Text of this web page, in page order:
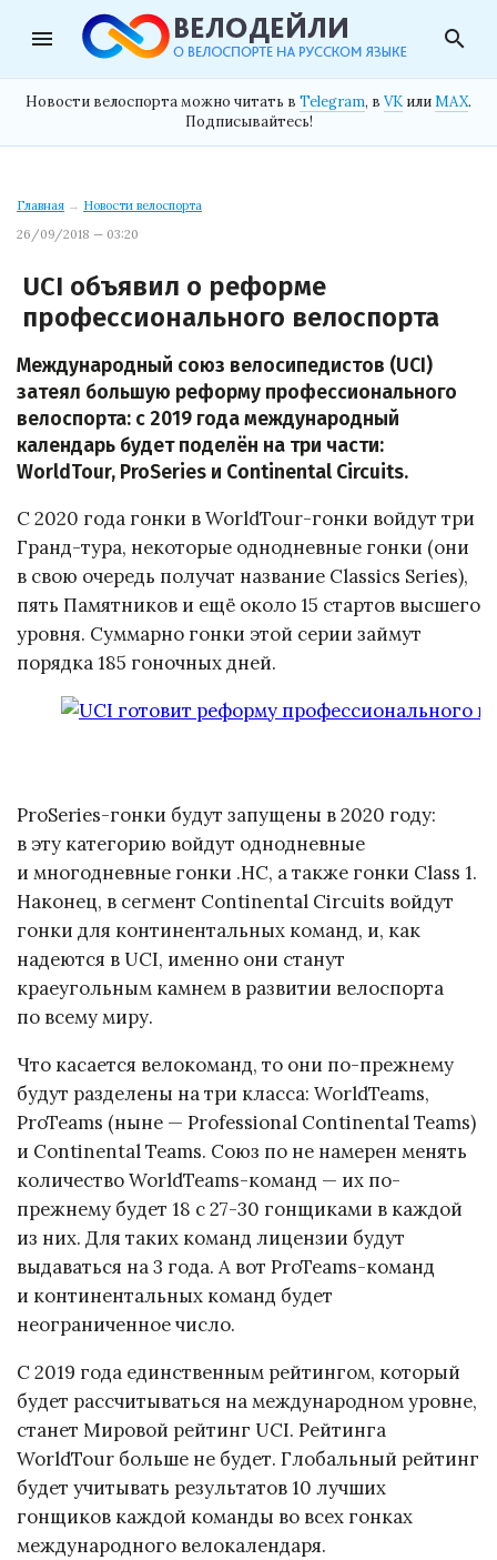
menu search
Новости велоспорта можно читать в Telegram, в VK илиMAX.
Подписывайтесь!
Главная → Новости велоспорта
26/09/2018 — 03:20
UCI объявил о реформе
профессионального велоспорта
Международный союз велосипедистов (UCI)
затеял большую реформу профессионального
велоспорта: с 2019 года международный
календарь будет поделён на три части:
WorldTour, ProSeries и Continental Circuits.
С 2020 года гонки в WorldTour-гонки войдут три
Гранд-тура, некоторые однодневные гонки (они
в свою очередь получат название Classics Series),
пять Памятников и ещё около 15 стартов высшего
уровня. Суммарно гонки этой серии займут
порядка 185 гоночных дней.
ProSeries-гонки будут запущены в 2020 году:
в эту категорию войдут однодневные
и многодневные гонки .HC, а также гонки Class 1.
Наконец, в сегмент Continental Circuits войдут
гонки для континентальных команд, и, как
надеются в UCI, именно они станут
краеугольным камнем в развитии велоспорта
по всему миру.
Что касается велокоманд, то они по-прежнему
будут разделены на три класса: WorldTeams,
ProTeams (ныне — Professional Continental Teams)
и Continental Teams. Союз по не намерен менять
количество WorldTeams-команд — их по-
прежнему будет 18 с 27-30 гонщиками в каждой
из них. Для таких команд лицензии будут
выдаваться на 3 года. А вот ProTeams-команд
и континентальных команд будет
неограниченное число.
С 2019 года единственным рейтингом, который
будет рассчитываться на международном уровне,
станет Мировой рейтинг UCI. Рейтинга
WorldTour больше не будет. Глобальный рейтинг
будет учитывать результатов 10 лучших
гонщиков каждой команды во всех гонках
международного велокалендаря.